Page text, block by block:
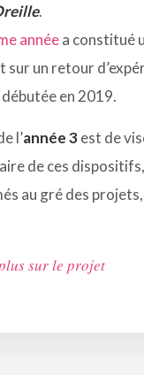
.
annéea constitué
sur un retour
en 2019.
l’année 3est de
de ces
au gré des
sur le projet